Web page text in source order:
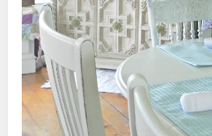
panel
panel
panel
panel
panel